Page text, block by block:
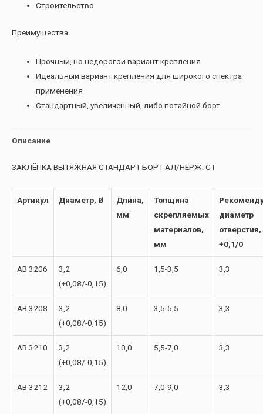
Строительство
Преимущества:
Прочный, но недорогой вариант крепления
Идеальный вариант крепления для широкого спектра
применения
Стандартный, увеличенный, либо потайной борт
Описание
ЗАКЛЁПКА ВЫТЯЖНАЯ СТАНДАРТ БОРТ АЛ/НЕРЖ. СТ
Артикул Диаметр, Ø
Длина,
мм
Толщина
скрепляемых
материалов,
мм
диаметр
+0,1/0
AB 3206
3,2
(+0,08/-0,15)
6,0 1,5-3,5 3,3
AB 3208
3,2
(+0,08/-0,15)
8,0 3,5-5,5 3,3
AB 3210
3,2
(+0,08/-0,15)
10,0 5,5-7,0 3,3
AB 3212
3,2
(+0,08/-0,15)
12,0 7,0-9,0 3,3